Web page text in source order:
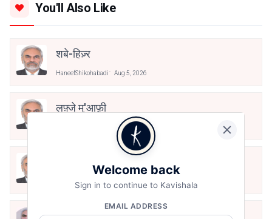
You'll Also Like
शबे-हिज़्र
HaneefShikohabadi Aug 5, 2026
लफ़्जे मु'आफ़ी
Aug 5, 2026
ख़्वाहिशों का सफाया
HaneefShikohabadi Aug 5, 2026
अना आबरू
Welcome back
Sign in to continue to Kavishala
EMAIL ADDRESS